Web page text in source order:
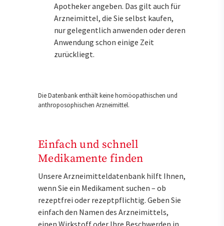
Apotheker angeben. Das gilt auch für
Arzneimittel, die Sie selbst kaufen,
nur gelegentlich anwenden oder deren
Anwendung schon einige Zeit
zurückliegt.
Die Datenbank enthält keine homöopathischen und
anthroposophischen Arzneimittel.
Einfach und schnell
Medikamente finden
Unsere Arzneimitteldatenbank hilft Ihnen,
wenn Sie ein Medikament suchen – ob
rezeptfrei oder rezeptpflichtig. Geben Sie
einfach den Namen des Arzneimittels,
einen Wirkstoff oder Ihre Beschwerden in